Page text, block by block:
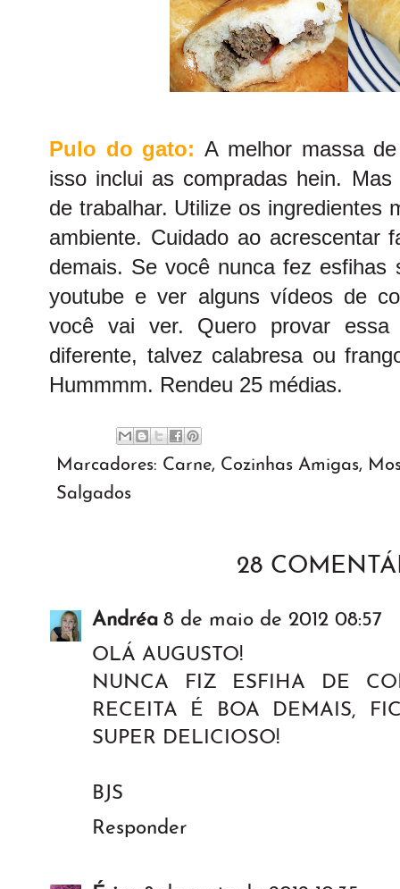
Pulo do gato:A melhor massa
isso inclui as compradas hein.
de trabalhar. Utilize os ingredientes
ambiente. Cuidado ao acrescentar
demais. Se você nunca fez esfihas
youtube e ver alguns vídeos de
você vai ver. Quero provar
diferente, talvez calabresa ou
Hummmm. Rendeu 25 médias.
Marcadores: Carne, Cozinhas Amigas,
Salgados
28
Andréa 8 de maio de 2012 08:57
OLÁ AUGUSTO!
NUNCA FIZ ESFIHA DE
RECEITA É BOA DEMAIS,
SUPER DELICIOSO!
BJS
Responder